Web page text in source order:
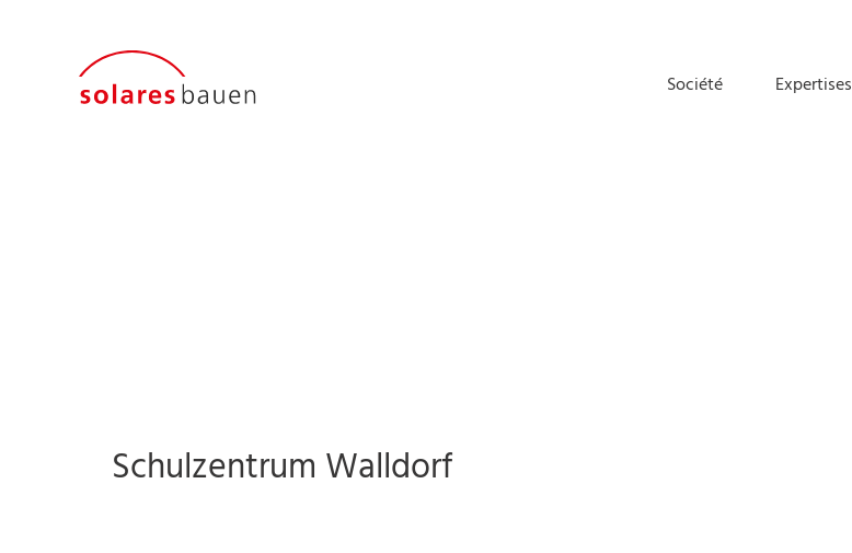
Société
Expertises
Schulzentrum Walldorf